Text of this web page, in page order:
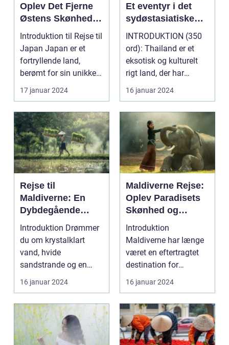
Oplev Det Fjerne
Østens Skønhed
og Kultur
Introduktion til Rejse til
Japan Japan er et
fortryllende land,
berømt for sin unikke
blanding af g...
17 januar 2024
Et eventyr i det
sydøstasiatiske
paradis
INTRODUKTION (350
ord): Thailand er et
eksotisk og kulturelt
rigt land, der har
tiltrukket rejsende...
16 januar 2024
Rejse til
Maldiverne: En
Dybdegående
Oplevelse af
Paradis
Introduktion Drømmer
du om krystalklart
vand, hvide
sandstrande og en
afslappende
atmosfære? Så er e...
16 januar 2024
Maldiverne Rejse:
Oplev Paradisets
Skønhed og
Historie
Introduktion
Maldiverne har længe
været en eftertragtet
destination for
rejsende, der søger en
oase...
16 januar 2024